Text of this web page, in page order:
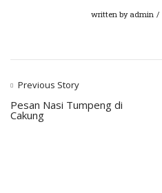
written by admin
Previous Story
Pesan Nasi Tumpeng di
Cakung